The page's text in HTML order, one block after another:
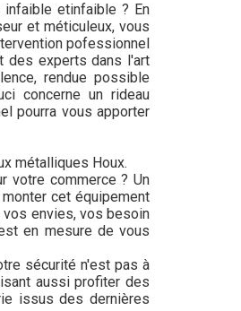
infaible etinfaible ? En
et méticuleux, vous
pofessionnel
des experts dans l'art
rendue possible
concerne un rideau
pourra vous apporter
métalliques Houx.
votre commerce ? Un
cet équipement
envies, vos besoin
en mesure de vous
sécurité n'est pas à
aussi profiter des
issus des dernières